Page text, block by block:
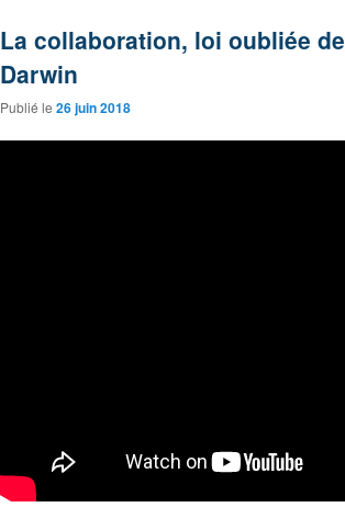
La collaboration, loi oubliée de
Darwin
Publié le 26 juin 2018